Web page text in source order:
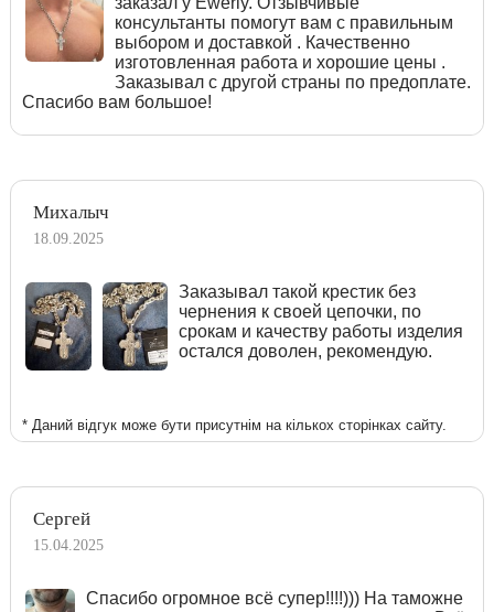
консультанты помогут вам с правильным
выбором и доставкой . Качественно
изготовленная работа и хорошие цены .
Заказывал с другой страны по предоплате.
Спасибо вам большое!
Михалыч
18.09.2025
Заказывал такой крестик без
чернения к своей цепочки, по
срокам и качеству работы изделия
остался доволен, рекомендую.
* Даний відгук може бути присутнім на кількох сторінках сайту.
Сергей
15.04.2025
Спасибо огромное всё супер!!!!))) На таможне